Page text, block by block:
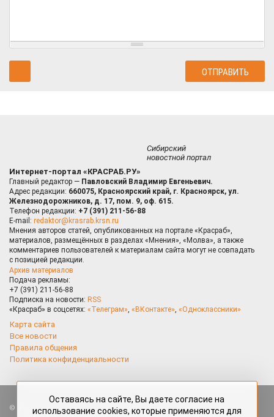
Сибирский
новостной портал
Интернет-портал «КРАСРАБ.РУ»
Главный редактор — Павловский Владимир Евгеньевич.
Адрес редакции: 660075, Красноярский край, г. Красноярск, ул.
Железнодорожников, д. 17, пом. 9, оф. 615.
Телефон редакции: +7 (391) 211-56-88
E-mail: redaktor@krasrab.krsn.ru
Мнения авторов статей, опубликованных на портале «Красраб»,
материалов, размещённых в разделах «Мнения», «Молва», а также
комментариев пользователей к материалам сайта могут не совпадать
с позицией редакции.
Архив материалов
Подача рекламы:
+7 (391) 211-56-88
Подписка на новости: RSS
«Красраб» в соцсетях: «Телеграм», «ВКонтакте», «Одноклассники»
Карта сайта
Все новости
Правила общения
Политика конфиденциальности
Все права защищены. Любые материалы, размещённые на портале
Оставаясь на сайте, Вы даете согласие на
использование cookies, которые применяются для